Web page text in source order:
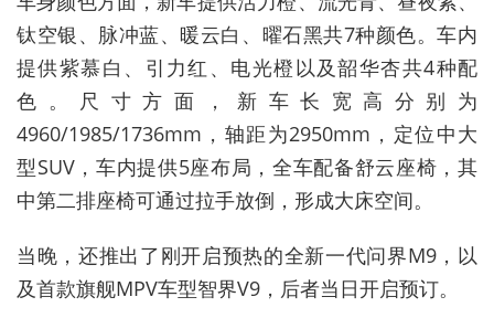
钛空银、脉冲蓝、暖云白、曜石黑共7种颜色。车内
提供紫慕白、引力红、电光橙以及韶华杏共4种配
色。尺寸方面，新车长宽高分别为
4960/1985/1736mm ，轴距为2950mm ，定位中大
型SUV，车内提供5座布局，全车配备舒云座椅，其
中第二排座椅可通过拉手放倒，形成大床空间。
当晚，还推出了刚开启预热的全新一代问界M9，以
及首款旗舰MPV车型智界V9 ，后者当日开启预订。